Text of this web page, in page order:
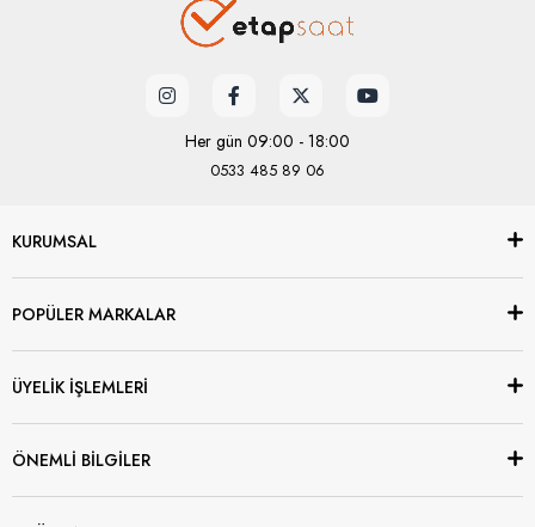
Her gün 09:00 - 18:00
0533 485 89 06
KURUMSAL
POPÜLER MARKALAR
ÜYELİK İŞLEMLERİ
ÖNEMLİ BİLGİLER